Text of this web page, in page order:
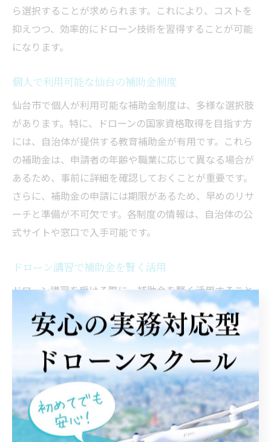
ら選択することが求められます。これにより、コストを
抑えつつ、効率的にドローン技術を習得することが可能
になります。
個人で利用可能な仙台の補助金制度
仙台市で個人が利用可能な補助金制度は、多様な選択肢
があります。特に、ドローンの国家資格取得を目指す方
には、自治体が提供する教育補助金が有用です。これら
の補助金は、申請者の年齢や職業に応じて異なる場合が
あるため、事前に詳細を確認しておくことが重要です。
さらに、補助金の申請には期限があるため、早めのリサ
ーチと準備が不可欠です。各制度の情報は、自治体の公
式サイトや窓口で入手可能です。
ドローン講習で補助金を賢く活用
ドローン講習を受ける際に、補助金を賢く活用すること
で、費用を大幅に削減することができます。受講前に補
助金制度をしっかりと理解し、必要な書類を揃えて申請
することが重要です。また、補助金の対象となる講座や
スクールを選ぶことも大切です。これにより、受講費用
の一部を補助金で賄うことができ、経済的な負担を軽減
できます。さらに、補助金の利用可能期間を確認し、タ
イミングを逃さないように注意しましょう。